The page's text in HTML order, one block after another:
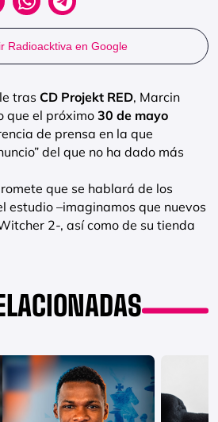
Radioacktiva en Google
tras CD Projekt RED, Marcin
que el próximo 30 de mayo
de prensa en la que
del que no ha dado más
que se hablará de los
estudio –imaginamos que nuevos
2-, así como de su tienda